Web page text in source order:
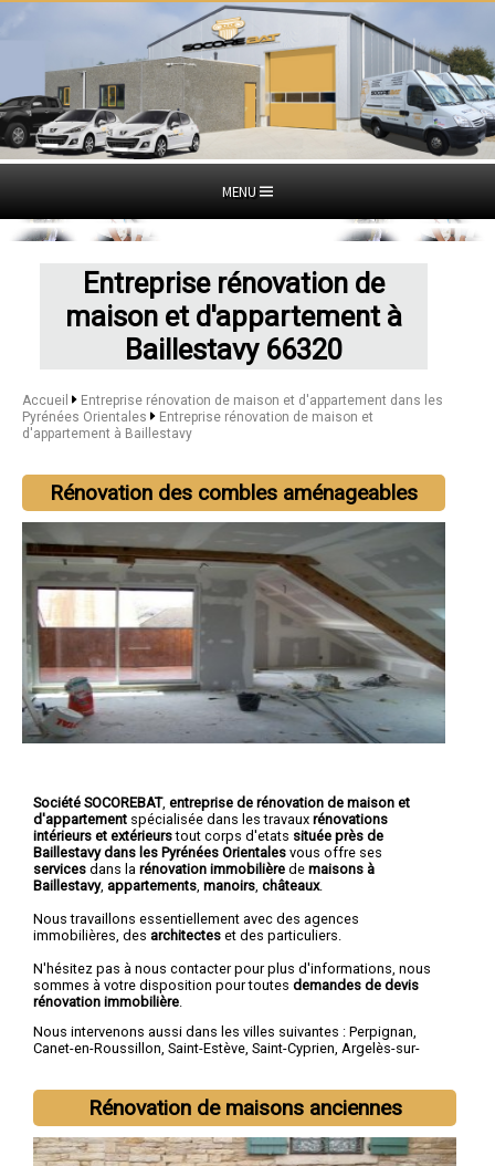
MENU
Entreprise rénovation de
maison et d'appartement à
Baillestavy 66320
Accueil
Entreprise rénovation de maison et d'appartement dans les
Pyrénées Orientales
Entreprise rénovation de maison et
d'appartement à Baillestavy
Rénovation des combles aménageables
Société SOCOREBAT, entreprise de rénovation de maison et
d'appartement spécialisée dans les travaux rénovations
intérieurs et extérieurstout corps d'etats située près de
Baillestavy dans les Pyrénées Orientales vous offre ses
services dans la rénovation immobilière de maisons à
Baillestavy, appartements manoirs châteaux.
Nous travaillons essentiellement avec des agences
immobilières, des architectes et des particuliers.
N'hésitez pas à nous contacter pour plus d'informations, nous
sommes à votre disposition pour toutes demandes de devis
rénovation immobilière
Nous intervenons aussi dans les villes suivantes : Perpignan,
Canet-en-Roussillon, Saint-Estève, Saint-Cyprien, Argelès-sur-
Rénovation de maisons anciennes